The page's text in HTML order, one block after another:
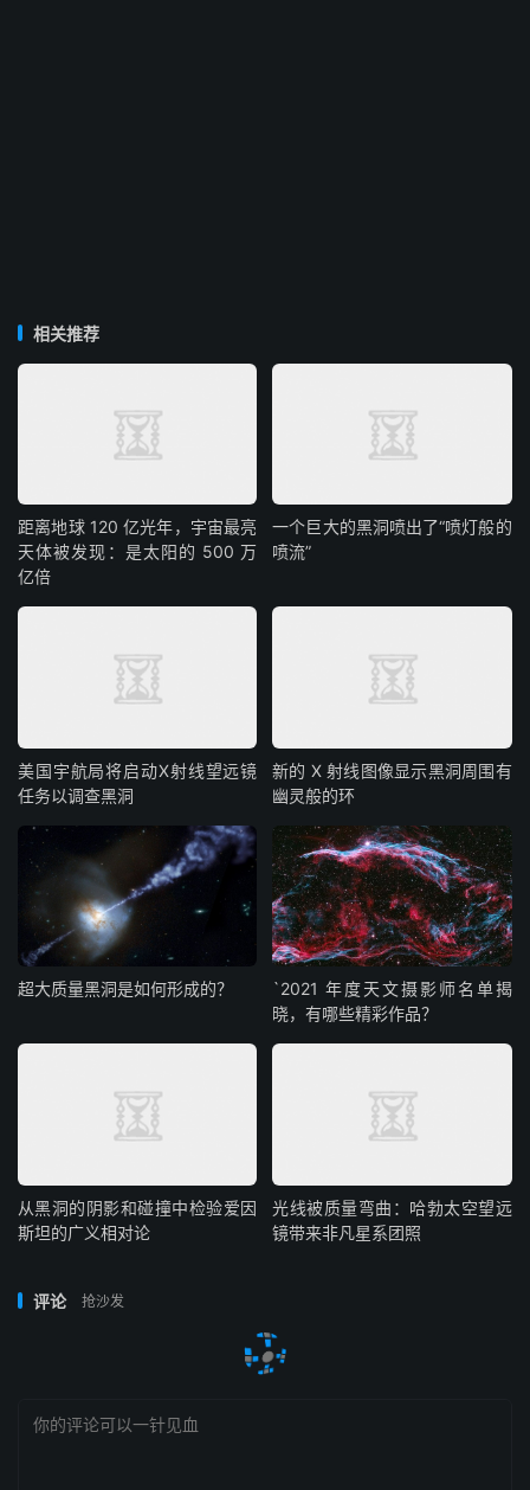
相关推荐
距离地球 120 亿光年，宇宙最亮
天体被发现：是太阳的 500 万
亿倍
一个巨大的黑洞喷出了“喷灯般的
喷流”
美国宇航局将启动X射线望远镜
任务以调查黑洞
新的 X 射线图像显示黑洞周围有
幽灵般的环
超大质量黑洞是如何形成的？
`2021 年度天文摄影师名单揭
晓，有哪些精彩作品？
从黑洞的阴影和碰撞中检验爱因
斯坦的广义相对论
光线被质量弯曲：哈勃太空望远
镜带来非凡星系团照
评论 抢沙发